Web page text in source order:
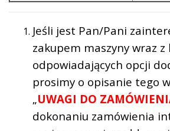
Jeśli jest Pan/Pani
zakupem maszyny wraz z
odpowiadających opcji
prosimy o opisanie tego
„UWAGI DO
dokonaniu zamówienia